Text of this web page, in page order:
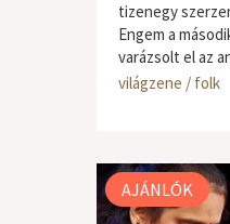
tizenegy
Engem a
varázsolt el az
világzene / folk
AJÁNLÓK